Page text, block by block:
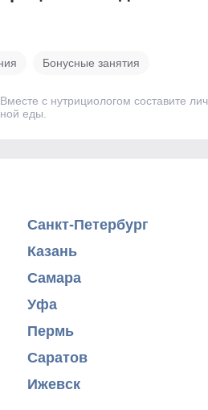
Бонусные занятия
с нутрициологом составите
еды.
Санкт-Петербург
Казань
Самара
Уфа
Пермь
Саратов
Ижевск